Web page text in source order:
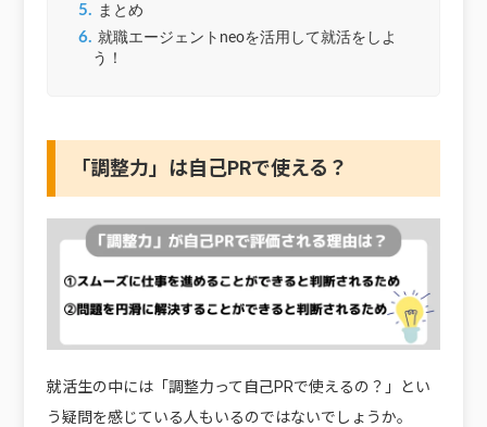
5. まとめ
6. 就職エージェントneoを活用して就活をしよ
う！
「調整力」は自己PRで使える？
就活生の中には「調整力って自己PRで使えるの？」とい
う疑問を感じている人もいるのではないでしょうか。